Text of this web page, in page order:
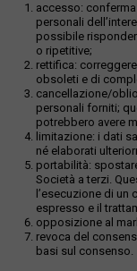
accesso:
personali
possibile
o ripetitive;
rettifica:
obsoleti e di
cancellazione/
personali forniti;
potrebbero avere
limitazione: i dati
né elaborati
portabilità:
Società a terzi.
l’esecuzione di
espresso e il
opposizione al
revoca del
basi sul consenso.